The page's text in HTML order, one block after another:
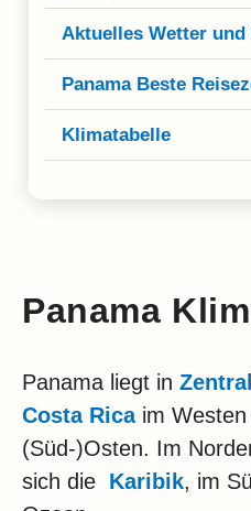
Aktuelles Wetter
Panama Beste
Klimatabelle
Panama
Panama liegt in
Costa Ricaim Westen
(Süd-)Osten. Im
sich die Karibik, im